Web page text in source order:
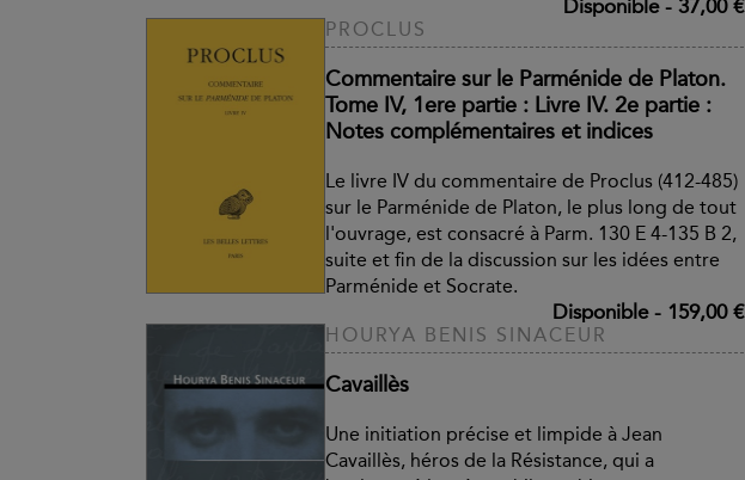
Disponible- 37,00 €
PROCLUS
Commentaire sur le Parménide de Platon.
Tome IV, 1ere partie : Livre IV. 2e partie :
Notes complémentaires et indices
Le livre IV du commentaire de Proclus (412-485)
sur le Parménide de Platon, le plus long de tout
l'ouvrage, est consacré à Parm. 130 E 4-135 B 2,
suite et fin de la discussion sur les idées entre
Parménide et Socrate.
Disponible- 159,00 €
HOURYA BENIS SINACEUR
Cavaillès
Une initiation précise et limpide à Jean
Cavaillès, héros de la Résistance, qui a